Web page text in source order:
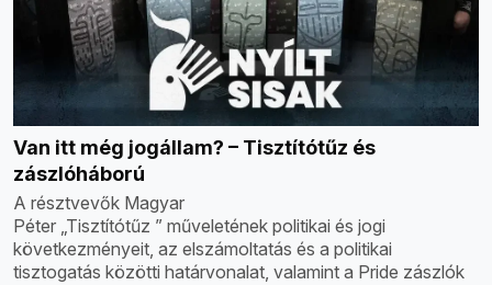
Van itt még jogállam? – Tisztítótűz és
zászlóháború
A résztvevők Magyar
Péter „Tisztítótűz ” műveletének politikai és jogi
következményeit, az elszámoltatás és a politikai
tisztogatás közötti határvonalat, valamint a Pride zászlók